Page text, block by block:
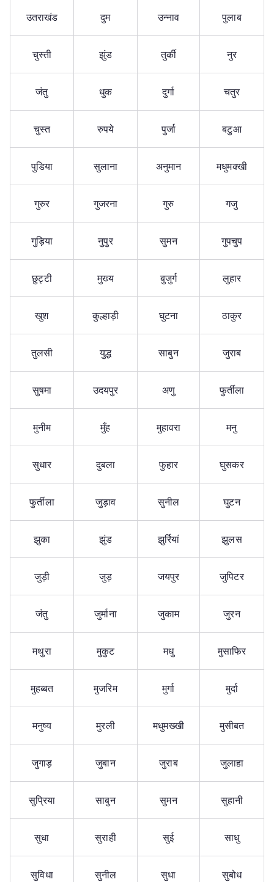
उतराखंड दुम उन्नाव पुलाब
चुस्ती झुंड तुर्की नुर
जंतु धुक दुर्गा चतुर
चुस्त रुपये पुर्जा बटुआ
पुडिया सुलाना अनुमान मधुमक्खी
गुरुर गुजरना गुरु गजु
गुड़िया नुपुर सुमन गुपचुप
छुट्टी मुख्य बुजुर्ग लुहार
खुश कुल्हाड़ी घुटना ठाकुर
तुलसी युद्ध साबुन जुराब
सुषमा उदयपुर अणु फुर्तीला
मुनीम मुँह मुहावरा मनु
सुधार दुबला फुहार घुसकर
फुर्तीला जुड़ाव सुनील घुटन
झुका झुंड झुर्रियां झुलस
जुड़ी जुड़ जयपुर जुपिटर
जंतु जुर्माना जुकाम जुरन
मथुरा मुकुट मधु मुसाफिर
मुहब्बत मुजरिम मुर्गा मुर्दा
मनुष्य मुरली मधुमख्खी मुसीबत
जुगाड़ जुबान जुराब जुलाहा
सुप्रिया साबुन सुमन सुहानी
सुधा सुराही सुई साधु
सुविधा सुनील सुधा सुबोध